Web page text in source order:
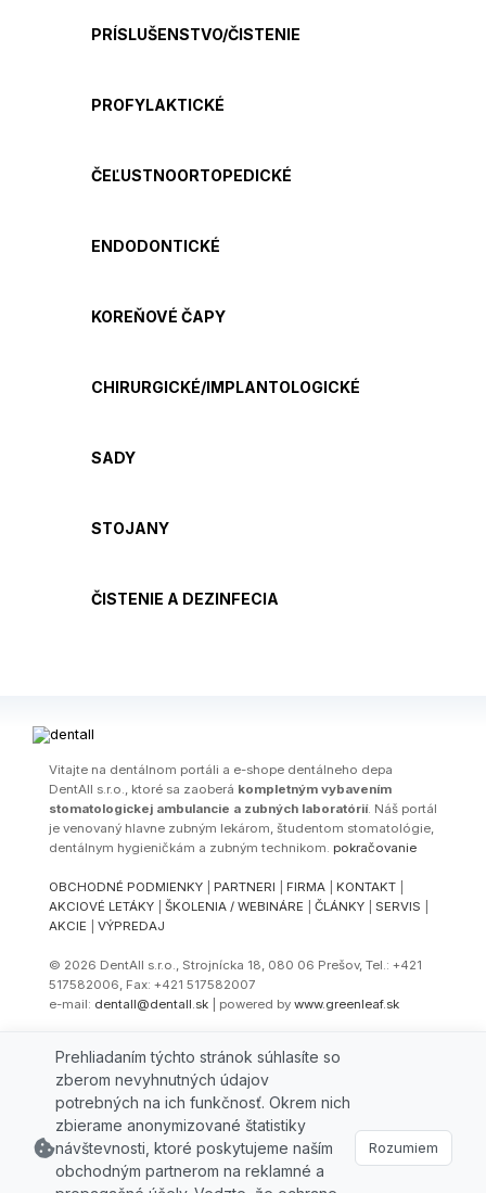
PRÍSLUŠENSTVO/ČISTENIE
PROFYLAKTICKÉ
ČEĽUSTNOORTOPEDICKÉ
ENDODONTICKÉ
KOREŇOVÉ ČAPY
CHIRURGICKÉ/IMPLANTOLOGICKÉ
SADY
STOJANY
ČISTENIE A DEZINFECIA
Vitajte na dentálnom portáli a e-shope dentálneho depa
DentAll s.r.o., ktoré sa zaoberá kompletným vybavením
stomatologickej ambulancie a zubných laboratórií. Náš portál
je venovaný hlavne zubným lekárom, študentom stomatológie,
dentálnym hygieničkám a zubným technikom. pokračovanie
OBCHODNÉ PODMIENKY PARTNERI FIRMA KONTAKT
AKCIOVÉ LETÁKY
ŠKOLENIA / WEBINÁRE ČLÁNKY SERVIS
AKCIE
VÝPREDAJ
© 2026 DentAll s.r.o., Strojnícka 18, 080 06 Prešov, Tel.: +421
517582006, Fax: +421 517582007
e-mail: dentall@dentall.sk | powered by www.greenleaf.sk
Select Language ▼
Prehliadaním týchto stránok súhlasíte so
zberom nevyhnutných údajov
potrebných na ich funkčnosť. Okrem nich
zbierame anonymizované štatistiky
návštevnosti, ktoré poskytujeme naším
obchodným partnerom na reklamné a
Rozumiem